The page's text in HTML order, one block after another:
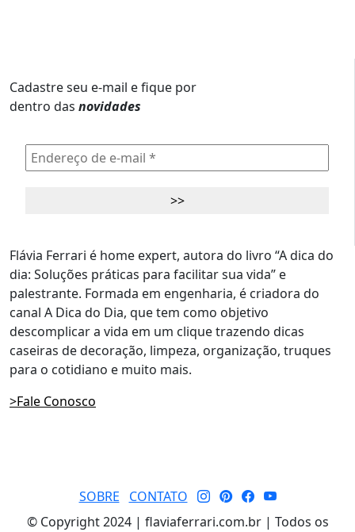
Cadastre seu e-mail e fique por
dentro das novidades
Flávia Ferrari é home expert, autora do livro “A dica do
dia: Soluções práticas para facilitar sua vida” e
palestrante. Formada em engenharia, é criadora do
canal A Dica do Dia, que tem como objetivo
descomplicar a vida em um clique trazendo dicas
caseiras de decoração, limpeza, organização, truques
para o cotidiano e muito mais.
>Fale Conosco
SOBRE
CONTATO
© Copyright 2024 | flaviaferrari.com.br | Todos os